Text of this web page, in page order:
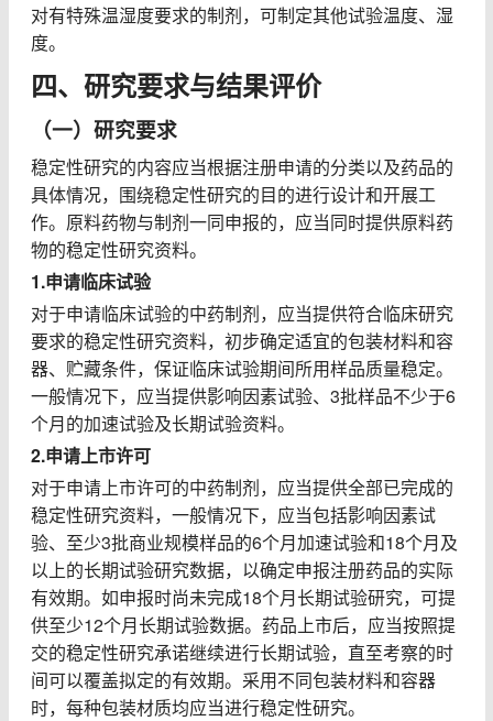
对有特殊温湿度要求的制剂，可制定其他试验温度、湿
度。
四、研究要求与结果评价
（一）研究要求
稳定性研究的内容应当根据注册申请的分类以及药品的
具体情况，围绕稳定性研究的目的进行设计和开展工
作。原料药物与制剂一同申报的，应当同时提供原料药
物的稳定性研究资料。
1.申请临床试验
对于申请临床试验的中药制剂，应当提供符合临床研究
要求的稳定性研究资料，初步确定适宜的包装材料和容
器、贮藏条件，保证临床试验期间所用样品质量稳定。
一般情况下，应当提供影响因素试验、 3批样品不少于6
个月的加速试验及长期试验资料。
2.申请上市许可
对于申请上市许可的中药制剂，应当提供全部已完成的
稳定性研究资料，一般情况下，应当包括影响因素试
验、至少3批商业规模样品的6个月加速试验和18个月及
以上的长期试验研究数据，以确定申报注册药品的实际
有效期。如申报时尚未完成18个月长期试验研究，可提
供至少12个月长期试验数据。药品上市后，应当按照提
交的稳定性研究承诺继续进行长期试验，直至考察的时
间可以覆盖拟定的有效期。采用不同包装材料和容器
时，每种包装材质均应当进行稳定性研究。